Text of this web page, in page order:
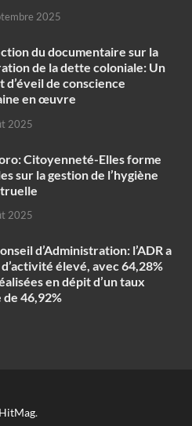
2025
du documentaire sur la
de la dette coloniale: Un
d’éveil de conscience
en œuvre‎
2025
Citoyenneté-Elles forme
sur la gestion de l’hygiène
2025
d’Administration: l’ADR a
élevé, avec 64,28%
en dépit d’un taux
46,92%
HitMag.